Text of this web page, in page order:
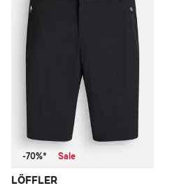
-70%* Sale
LÖFFLER